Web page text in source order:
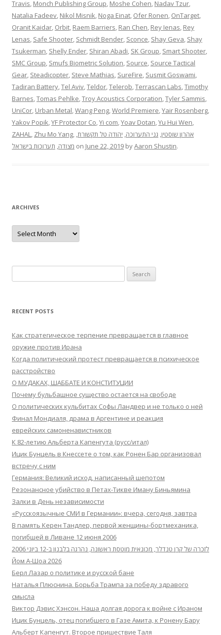
Travis, Monch Publishing Group, Moshe Cohen, Nadav Tzur,
Natalia Fadeev, Nikol Misnik, Noga Einat, Ofer Ronen, OnTarget,
Oranit Kaidar, Orbit, Raem Barriers, Ran Chen, Rey Ienas, Rey
Lenas, Safe Shooter, Schmidt Bender, Sconce, Shay Geva, Shay
Tsukerman, Shelly Ender, Shiran Abadi, SK Group, Smart Shooter,
SMC Group, Smufs Biometric Solution, Source, Source Tactical
Gear, Steadicopter, Steve Mathias, SureFire, Susmit Goswami,
Tadiran Battery,Tel Aviv,Teldor,Telerob,Terrascan Labs,Timothy
Barnes,Tomas Pehlke,Troy Acoustics Corporation,Tyler Sammis,
UniCor, Urban Metal,Wang Peng,World Premiere,Yair Rosenberg,
Yakov Popik,YF Protector Co,Yi com,Yoav Dotan,Yu Hui Wen,
ZAHAL, Zhu Mo Yang, אהרון שוסטין, גני התערוכה, יהודה טל תקשורת,
מצודה, תערוכות בישראל on June 22, 2019 byAaron Shustin.
ARCHIVES
Archives
for:
RECENT POSTS
Как стратегическое терпение превращается в главное
оружие против Ирана
Когда политический протест превращается в психическое
расстройство
О МУДАКАХ, ШАББАТЕ И КОНСТИТУЦИИ
Почему бульбашное существо остается на свободе
О политических кульбитах Софы Ландвер и не только о ней
Финал Мондиаля, драма в Аргентине и реакция
еврейских самоненавистников
К 82-летию Альберта Капенгута (русс/итал)
Ицик Бунцель в Кнессете о том, как Ронен Бар организовал
встречу с ним
Германия: Великий исход, написанный шепотом
Резонансное убийство в Петах-Тикве Иману Биньямина
Залки в День независимости
«Русскоязычные СМИ в Германии»: вчера, сегодня, завтра
В память Керен Тандлер, первой женщины-бортмеханика,
погибшей в Ливане 12 июня 2006
לזכרה של קרן טנדלר, מכונאית מוטסת ראשונה, נהרגה בלבנון ב-12 ביוני 2006
Йом А-Шоа 2026
Берл Лазар о политике и русской бане
Наталья Плюснина. Борьба Трампа за победу здравого
смысла
Виктор Дэвис Хэнсон. Наша долгая дорога к войне с Ираном
Ицик Бунцель, отец погибшего в Газе Амита, к Ронену Бару
Альберт Капенгут. Второе пришествие Таля